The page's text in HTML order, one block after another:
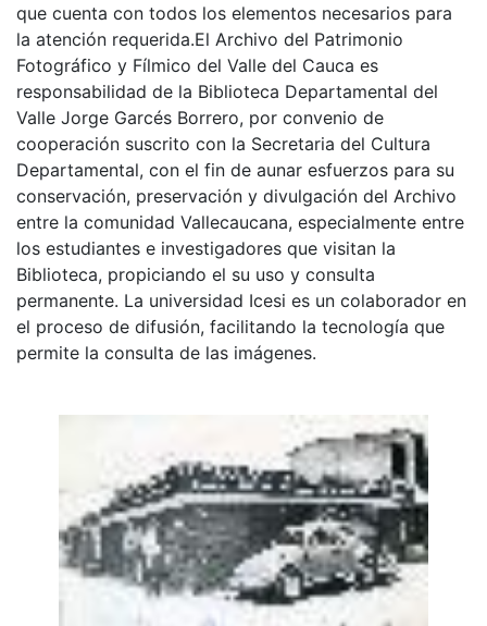
que cuenta con todos los elementos necesarios para
la atención requerida.El Archivo del Patrimonio
Fotográfico y Fílmico del Valle del Cauca es
responsabilidad de la Biblioteca Departamental del
Valle Jorge Garcés Borrero, por convenio de
cooperación suscrito con la Secretaria del Cultura
Departamental, con el fin de aunar esfuerzos para su
conservación, preservación y divulgación del Archivo
entre la comunidad Vallecaucana, especialmente entre
los estudiantes e investigadores que visitan la
Biblioteca, propiciando el su uso y consulta
permanente. La universidad Icesi es un colaborador en
el proceso de difusión, facilitando la tecnología que
permite la consulta de las imágenes.